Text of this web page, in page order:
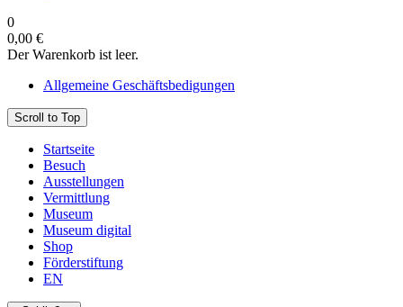
0
0,00 €
Der Warenkorb ist leer.
Allgemeine Geschäftsbedigungen
Scroll to Top
Startseite
Besuch
Ausstellungen
Vermittlung
Museum
Museum digital
Shop
Förderstiftung
EN